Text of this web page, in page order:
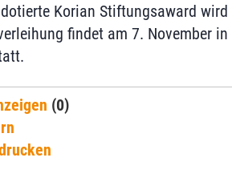
Korian Stiftungsaward
findet am 7. November
(0)